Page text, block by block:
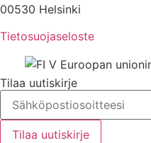
00530 Helsinki
Tietosuojaseloste
Tilaa uutiskirje
Tilaa uutiskirje